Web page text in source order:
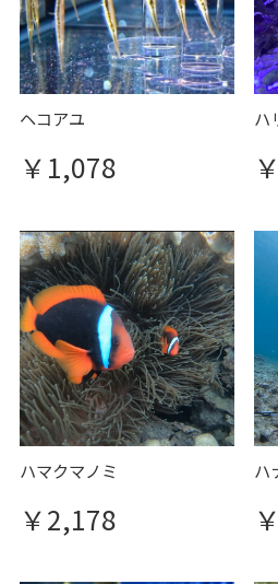
ヘコアユ
￥1,078
ハ
ハマクマノミ
￥2,178
ハ